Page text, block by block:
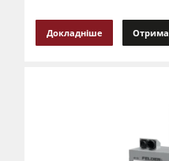
Докладніше